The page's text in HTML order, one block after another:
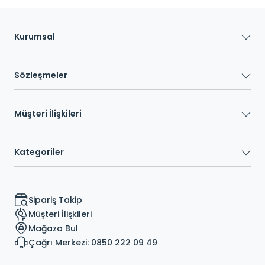
Kurumsal
Sözleşmeler
Müşteri İlişkileri
Kategoriler
Sipariş Takip
Müşteri İlişkileri
Mağaza Bul
Çağrı Merkezi: 0850 222 09 49